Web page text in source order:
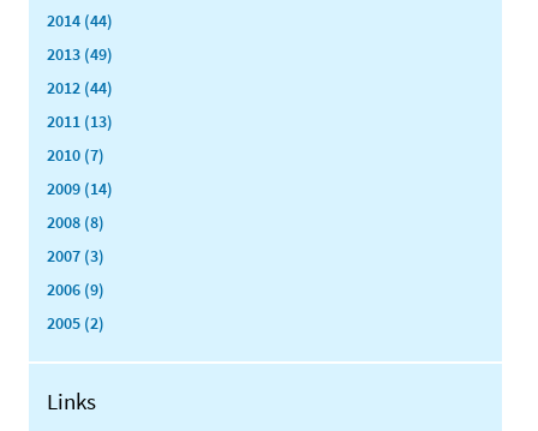
2014 (44)
2013 (49)
2012 (44)
2011 (13)
2010 (7)
2009 (14)
2008 (8)
2007 (3)
2006 (9)
2005 (2)
Links